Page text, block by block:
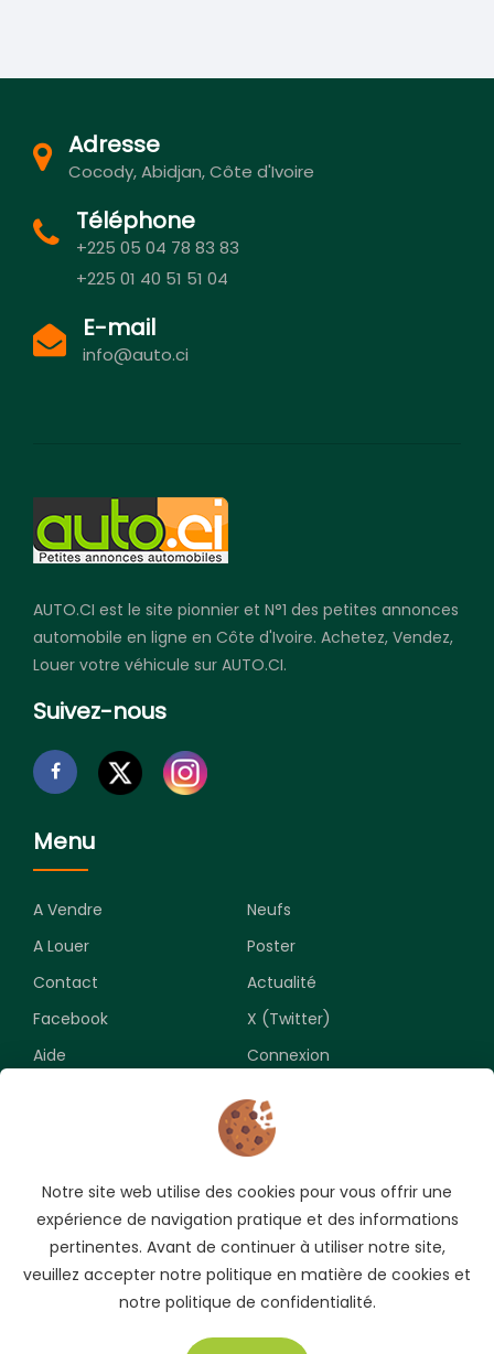
Adresse
Cocody, Abidjan, Côte d'Ivoire
Téléphone
+225 05 04 78 83 83
+225 01 40 51 51 04
E-mail
info@auto.ci
AUTO.CI est le site pionnier et N°1 des petites annonces
automobile en ligne en Côte d'Ivoire. Achetez, Vendez,
Louer votre véhicule sur AUTO.CI.
Suivez-nous
Menu
A Vendre
Neufs
A Louer
Poster
Contact
Actualité
Facebook
X (Twitter)
Aide
Connexion
Souscrivez pour recevoir les meilleures opportunités.
Notre site web utilise des cookies pour vous offrir une
expérience de navigation pratique et des informations
pertinentes. Avant de continuer à utiliser notre site,
veuillez accepter notre politique en matière de cookies et
notre politique de confidentialité.